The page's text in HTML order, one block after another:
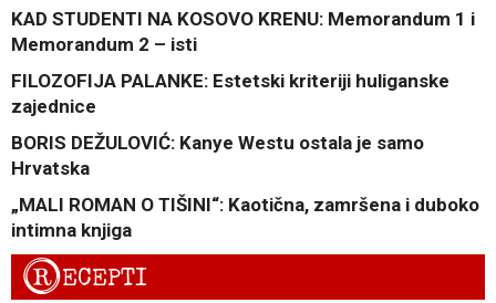
KAD STUDENTI NA KOSOVO KRENU: Memorandum 1 i
Memorandum 2 – isti
FILOZOFIJA PALANKE: Estetski kriteriji huliganske
zajednice
BORIS DEŽULOVIĆ: Kanye Westu ostala je samo
Hrvatska
„MALI ROMAN O TIŠINI“: Kaotična, zamršena i duboko
intimna knjiga
RECEPTI